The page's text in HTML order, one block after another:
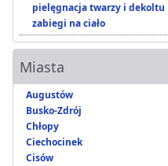
pielęgnacja twarzy i dekoltu
zabiegi na ciało
Miasta
Augustów
Busko-Zdrój
Chłopy
Ciechocinek
Cisów